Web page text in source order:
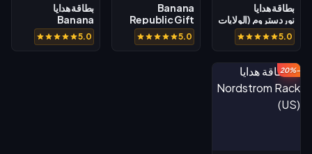
بطاقة هدايا
نوردستروم (الولايات
المتحدة)
5.0
Banana
Republic Gift
Card (US)
5.0
بطاقة هدايا
Banana
Republic (CA)
5.0
-20%